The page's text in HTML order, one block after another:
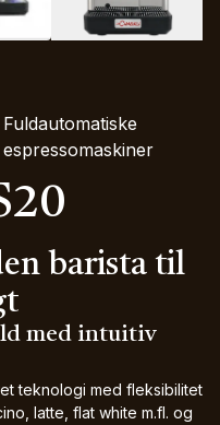
Fuldautomatiske
espressomaskiner
barista til
med intuitiv
teknologi med fleksibilitet
latte, flat white m.fl. og